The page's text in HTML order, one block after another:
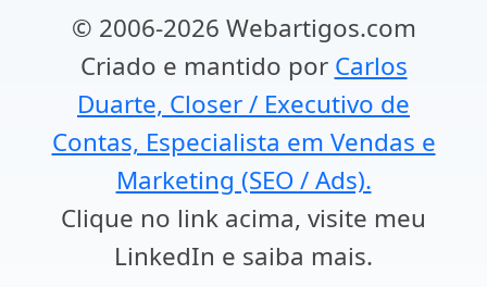
© 2006-2026 Webartigos.com
Criado e mantido por Carlos
Duarte, Closer / Executivo de
Contas, Especialista em Vendas e
Marketing (SEO / Ads).
Clique no link acima, visite meu
LinkedIn e saiba mais.